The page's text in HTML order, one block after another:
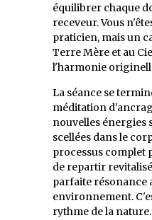
équilibrer chaque
receveur. Vous
praticien, mais un
Terre Mère et au
l'harmonie
La séance se
méditation
nouvelles énergies
scellées dans le
processus complet
de repartir
parfaite résonance
environnement.
rythme de la nature.